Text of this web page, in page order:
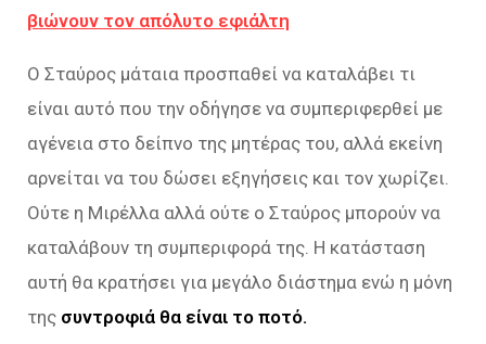
βιώνουν τον απόλυτο εφιάλτη
Ο Σταύρος μάταια προσπαθεί να καταλάβει τι
είναι αυτό που την οδήγησε να συμπεριφερθεί με
αγένεια στο δείπνο της μητέρας του, αλλά εκείνη
αρνείται να του δώσει εξηγήσεις και τον χωρίζει.
Ούτε η Μιρέλλα αλλά ούτε ο Σταύρος μπορούν να
καταλάβουν τη συμπεριφορά της. Η κατάσταση
αυτή θα κρατήσει για μεγάλο διάστημα ενώ η μόνη
της συντροφιά θα είναι το ποτό.